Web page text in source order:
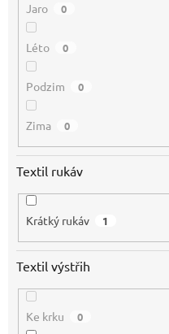
Jaro 0
Léto 0
Podzim 0
Zima 0
Textil rukáv
Krátký rukáv 1
Textil výstřih
Ke krku 0